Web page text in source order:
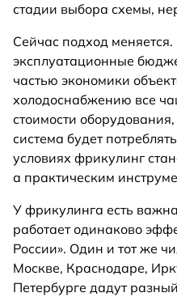
стадии выбора схемы,
Сейчас подход
эксплуатационные
частью экономики
холодоснабжению все
стоимости
система будет
условиях фрикулинг
а практическим
У фрикулинга есть
работает одинаково
России». Один и тот же
Москве, Краснодаре,
Петербурге дадут